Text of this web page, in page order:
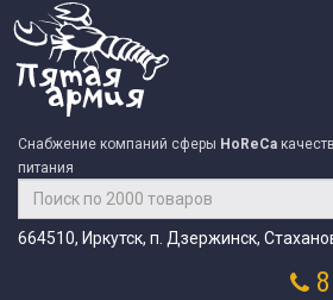
Снабжение компаний сферы HoReCa
питания
664510, Иркутск, п. Дзержинск,